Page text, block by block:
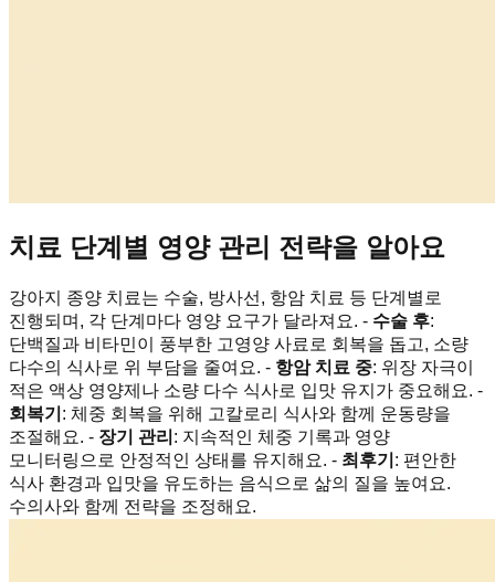
치료 단계별 영양 관리 전략을 알아요
강아지 종양 치료는 수술, 방사선, 항암 치료 등 단계별로
진행되며, 각 단계마다 영양 요구가 달라져요. - 수술 후:
단백질과 비타민이 풍부한 고영양 사료로 회복을 돕고, 소량
다수의 식사로 위 부담을 줄여요. - 항암 치료 중: 위장 자극이
적은 액상 영양제나 소량 다수 식사로 입맛 유지가 중요해요. -
회복기 : 체중 회복을 위해 고칼로리 식사와 함께 운동량을
조절해요. - 장기 관리 : 지속적인 체중 기록과 영양
모니터링으로 안정적인 상태를 유지해요. - 최후기 : 편안한
식사 환경과 입맛을 유도하는 음식으로 삶의 질을 높여요.
수의사와 함께 전략을 조정해요.